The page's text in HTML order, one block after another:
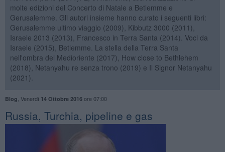
molte edizioni del Concerto di Natale a Betlemme e
Gerusalemme. Gli autori insieme hanno curato i seguenti libri:
Gerusalemme ultimo viaggio (2009), Kibbutz 3000 (2011),
Israele 2013 (2013), Francesco in Terra Santa (2014). Voci da
Israele (2015), Betlemme. La stella della Terra Santa
nell'ombra del Medioriente (2017), How close to Bethlehem
(2018), Netanyahu re senza trono (2019) e Il Signor Netanyahu
(2021).
Blog Venerdì 14 Ottobre 2016ore 07:00
Russia, Turchia, pipeline e gas